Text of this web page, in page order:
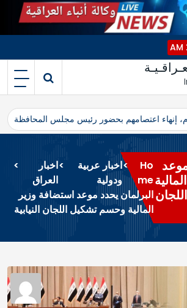
إنهاء اعتصامهم بحضور رئيس مجلس المحافظة
Ho
me
>اخبار عربية
ودولية
>اخبار
العراق
>
البرلمان يحدد موعد استضافة وزير
المالية وحسم تشكيل اللجان النيابية